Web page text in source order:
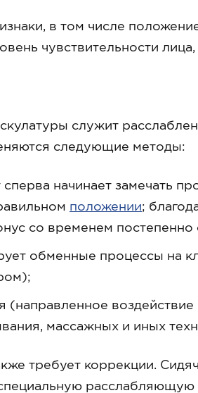
в том числе
чувствительности
служит
следующие методы:
начинает замечать
положении;
со временем постепенно
обменные процессы на
(направленное
массажных и иных
требует коррекции.
расслабляющую